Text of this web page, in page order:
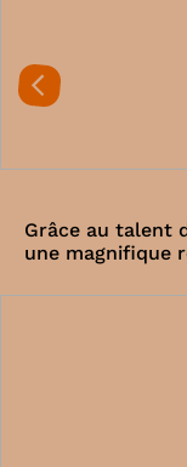
Grâce au talent
une magnifique